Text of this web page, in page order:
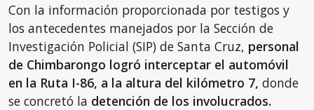
Con la información proporcionada por testigos y
los antecedentes manejados por la Sección de
Investigación Policial (SIP) de Santa Cruz, personal
de Chimbarongo logró interceptar el automóvil
en la Ruta I-86, a la altura del kilómetro 7, donde
se concretó la detención de los involucrados.